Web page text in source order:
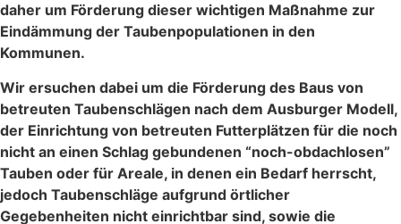
daher um Förderung dieser wichtigen Maßnahme zur
Eindämmung der Taubenpopulationen in den
Kommunen.
Wir ersuchen dabei um die Förderung des Baus von
betreuten Taubenschlägen nach dem Ausburger Modell,
der Einrichtung von betreuten Futterplätzen für die noch
nicht an einen Schlag gebundenen “noch-obdachlosen”
Tauben oder für Areale, in denen ein Bedarf herrscht,
jedoch Taubenschläge aufgrund örtlicher
Gegebenheiten nicht einrichtbar sind, sowie die